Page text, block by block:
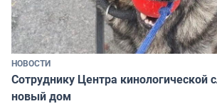
НОВОСТИ
Сотруднику Центра
новый дом